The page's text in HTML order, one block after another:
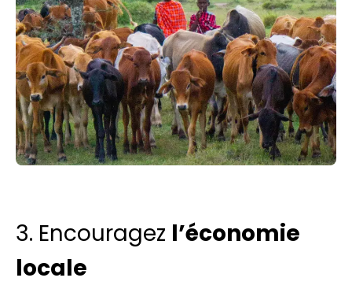
3. Encouragez l’économie
locale